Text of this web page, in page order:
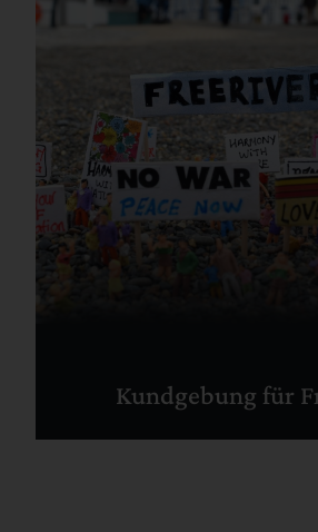
Kundgebung für